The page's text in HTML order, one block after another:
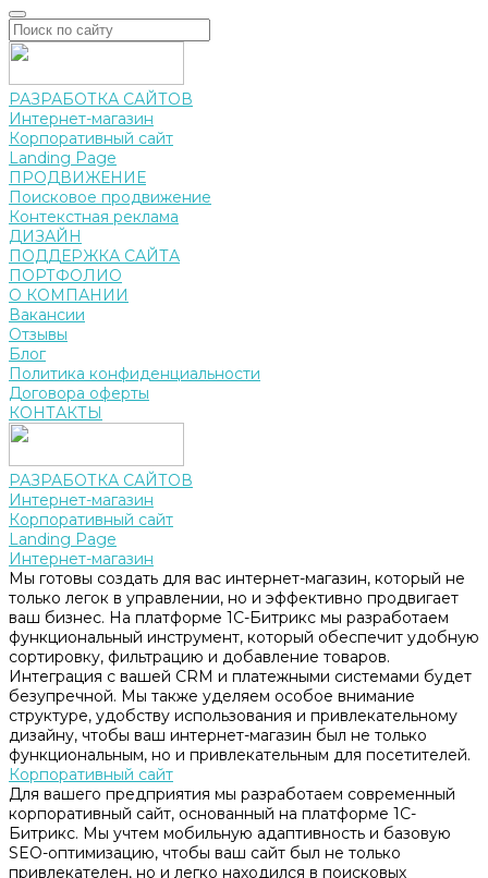
РАЗРАБОТКА САЙТОВ
Интернет-магазин
Корпоративный сайт
Landing Page
ПРОДВИЖЕНИЕ
Поисковое продвижение
Контекстная реклама
ДИЗАЙН
ПОДДЕРЖКА САЙТА
ПОРТФОЛИО
О КОМПАНИИ
Вакансии
Отзывы
Блог
Политика конфиденциальности
Договора оферты
КОНТАКТЫ
РАЗРАБОТКА САЙТОВ
Интернет-магазин
Корпоративный сайт
Landing Page
Интернет-магазин
Мы готовы создать для вас интернет-магазин, который не
только легок в управлении, но и эффективно продвигает
ваш бизнес. На платформе 1С-Битрикс мы разработаем
функциональный инструмент, который обеспечит удобную
сортировку, фильтрацию и добавление товаров.
Интеграция с вашей CRM и платежными системами будет
безупречной. Мы также уделяем особое внимание
структуре, удобству использования и привлекательному
дизайну, чтобы ваш интернет-магазин был не только
функциональным, но и привлекательным для посетителей.
Корпоративный сайт
Для вашего предприятия мы разработаем современный
корпоративный сайт, основанный на платформе 1С-
Битрикс. Мы учтем мобильную адаптивность и базовую
SEO-оптимизацию, чтобы ваш сайт был не только
привлекателен, но и легко находился в поисковых